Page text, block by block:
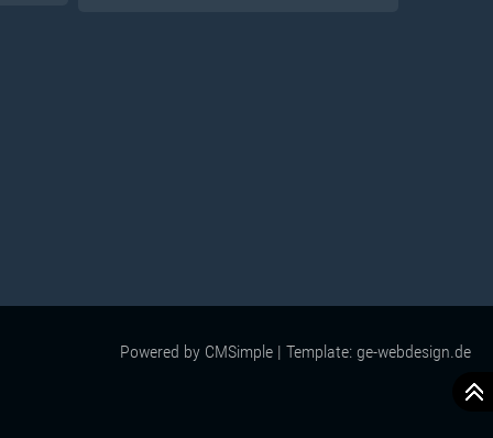
Powered by CMSimple | Template: ge-webdesign.de